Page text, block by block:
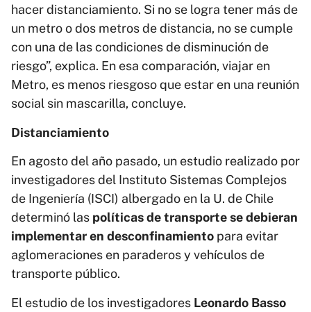
hacer distanciamiento. Si no se logra tener más de
un metro o dos metros de distancia, no se cumple
con una de las condiciones de disminución de
riesgo”, explica. En esa comparación, viajar en
Metro, es menos riesgoso que estar en una reunión
social sin mascarilla, concluye.
Distanciamiento
En agosto del año pasado, un estudio realizado por
investigadores del Instituto Sistemas Complejos
de Ingeniería (ISCI) albergado en la U. de Chile
determinó las políticas de transporte se debieran
implementar en desconfinamiento para evitar
aglomeraciones en paraderos y vehículos de
transporte público.
El estudio de los investigadores Leonardo Basso